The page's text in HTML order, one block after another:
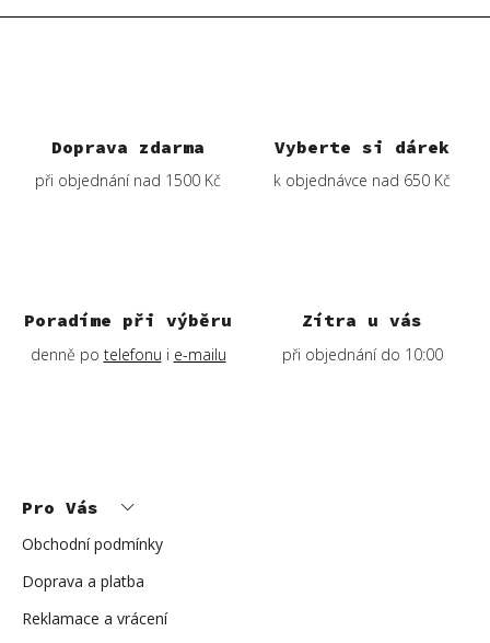
Doprava zdarma
při objednání nad 1500 Kč
Vyberte si dárek
k objednávce nad 650 Kč
Poradíme při výběru
denně po telefonu i e-mailu
Zítra u vás
při objednání do 10:00
Pro Vás
Obchodní podmínky
Doprava a platba
Reklamace a vrácení